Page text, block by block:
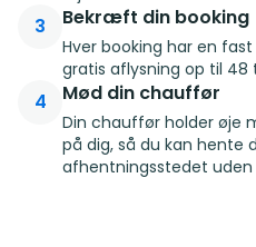
3 Bekræft din booking
Hver booking har en
gratis aflysning op til
4 Mød din chauffør
Din chauffør holder øje
på dig, så du kan hente
afhentningsstedet uden